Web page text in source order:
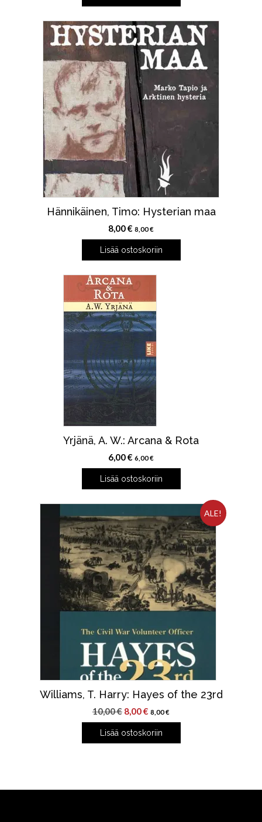
Hännikäinen, Timo: Hysterian maa
8,00€ 8,00€
Lisää ostoskoriin
Yrjänä, A. W.: Arcana & Rota
6,00€ 6,00€
Lisää ostoskoriin
ALE!
Williams, T. Harry: Hayes of the 23rd
10,00€ Alkuperäinen
hinta
oli:
8,00€ Nykyinen
hinta
on:
8,00€
Lisää ostoskoriin